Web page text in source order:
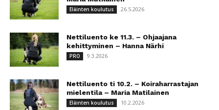
Eläinten koulutus 26.5.2026
Nettiluento ke 11.3. – Ohjaajana
kehittyminen – Hanna Närhi
PRO 9.3.2026
Nettiluento ti 10.2. – Koiraharrastajan
mielentila – Maria Matilainen
Eläinten koulutus 10.2.2026